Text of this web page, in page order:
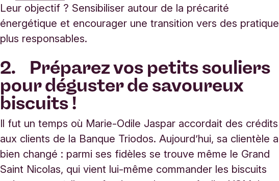
Leur objectif ? Sensibiliser autour de la précarité
énergétique et encourager une transition vers des
plus responsables.
2. Préparez vos petits souliers
pour déguster de savoureux
biscuits !
Il fut un temps où Marie-Odile Jaspar accordait des crédits
aux clients de la Banque Triodos. Aujourd’hui, sa clientèle a
bien changé : parmi ses fidèles se trouve même le Grand
Saint Nicolas, qui vient lui-même commander les biscuits